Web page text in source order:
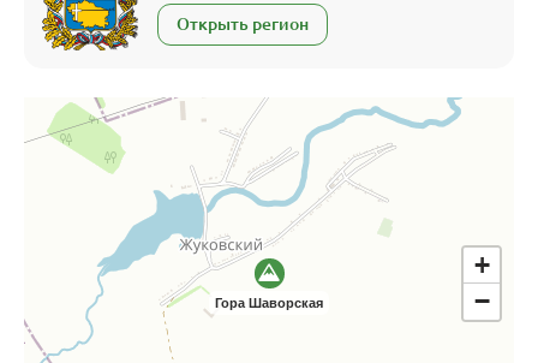
Открыть регион
Гора Шаворская
+
−